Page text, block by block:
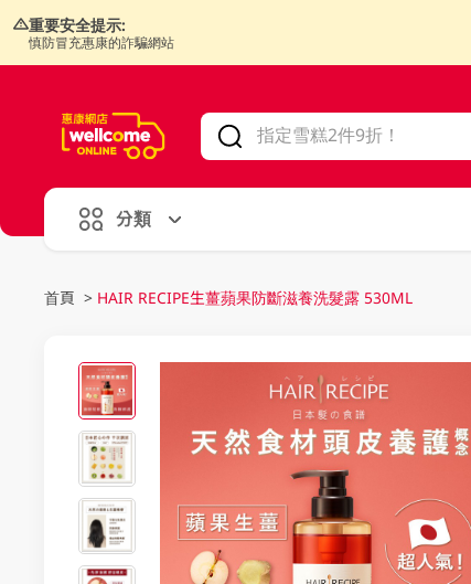
重要安全提示:
慎防冒充惠康的詐騙網站
分類
首頁 > HAIR RECIPE生薑蘋果防斷滋養洗髮露 530ML